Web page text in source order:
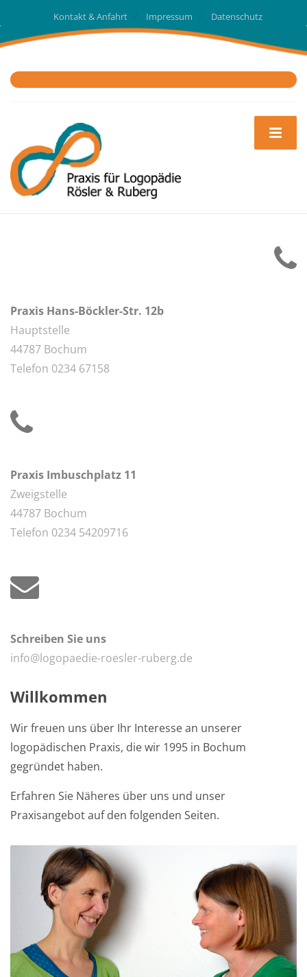
Kontakt & Anfahrt Impressum Datenschutz
Praxis Hans-Böckler-Str. 12b
Hauptstelle
44787 Bochum
Telefon 0234 67158
Praxis Imbuschplatz 11
Zweigstelle
44787 Bochum
Telefon 0234 54209716
Schreiben Sie uns
info@logopaedie-roesler-ruberg.de
Willkommen
Wir freuen uns über Ihr Interesse an unserer
logopädischen Praxis, die wir 1995 in Bochum
gegründet haben.
Erfahren Sie Näheres über uns und unser
Praxisangebot auf den folgenden Seiten.